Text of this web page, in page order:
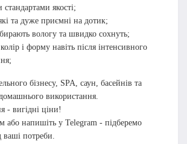
якості;
та дуже приємні на дотик;
вологу та швидко сохнуть;
і форму навіть після інтенсивного
бізнесу, SPA, саун, басейнів та
використання.
- вигідні ціни!
або напишіть у Telegram - підберемо
потреби.